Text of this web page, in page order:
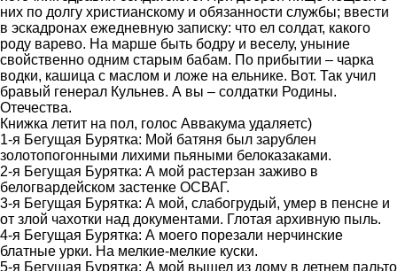
них по долгу христианскому и обязанности службы; ввести
в эскадронах ежедневную записку: что ел солдат, какого
роду варево. На марше быть бодру и веселу, уныние
свойственно одним старым бабам. По прибытии – чарка
водки, кашица с маслом и ложе на ельнике. Вот. Так учил
бравый генерал Кульнев. А вы – солдатки Родины.
Отечества.
Книжка летит на пол, голос Аввакума удаляетс)
1-я Бегущая Бурятка: Мой батяня был зарублен
золотопогонными лихими пьяными белоказаками.
2-я Бегущая Бурятка: А мой растерзан заживо в
белогвардейском застенке ОСВАГ.
3-я Бегущая Бурятка: А мой, слабогрудый, умер в пенсне и
от злой чахотки над документами. Глотая архивную пыль.
4-я Бегущая Бурятка: А моего порезали нерчинские
блатные урки. На мелкие-мелкие куски.
5-я Бегущая Бурятка: А мой вышел из дому в летнем пальто